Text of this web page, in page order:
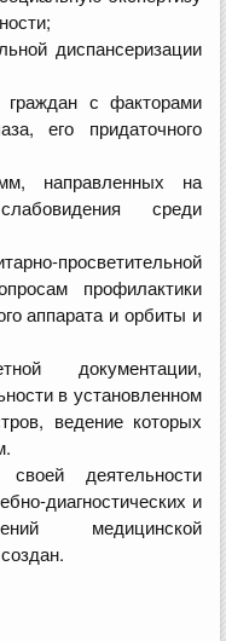
диспансеризации
граждан с факторами
его придаточного
направленных на
среди
просветительной
профилактики
аппарата и орбиты и
документации,
в установленном
ведение которых
деятельности
диагностических и
медицинской